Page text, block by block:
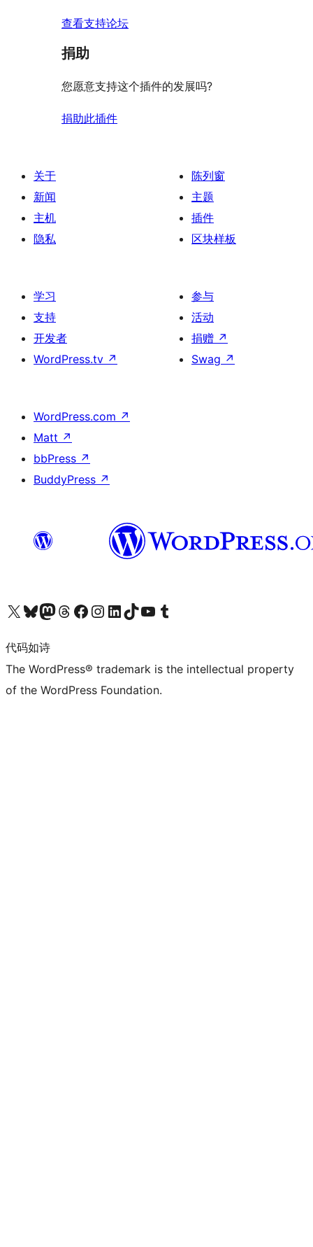
查看支持论坛
捐助
您愿意支持这个插件的发展吗?
捐助此插件
关于
新闻
主机
隐私
陈列窗
主题
插件
区块样板
学习
支持
开发者
WordPress.tv ↗
参与
活动
捐赠 ↗
Swag ↗
WordPress.com ↗
Matt ↗
bbPress ↗
BuddyPress ↗
关注我们的 X（原 Twitter）账号访问我们的 Bluesky 账号关注我们的 Mastodon 账号访问我们的 Threads 账号 访问我们的 Facebook 公共主页关注我们的 Instagram 账号 关注我们的 LinkedIn 主页访问我们的 TikTok 账号访问我们的 YouTube 频道 访问我们的 Tumblr 账号
代码如诗
The WordPress® trademark is the intellectual property
of the WordPress Foundation.